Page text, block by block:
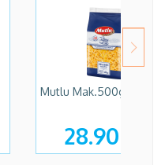
Mutlu Mak.500gr
28.90 TL